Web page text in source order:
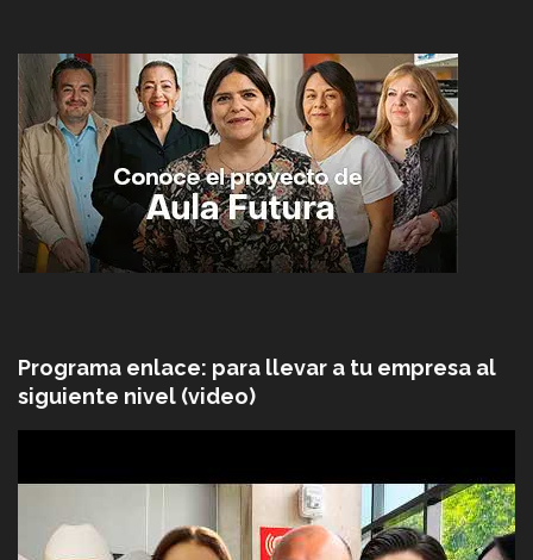
Programa enlace: para llevar a tu empresa al
siguiente nivel (video)